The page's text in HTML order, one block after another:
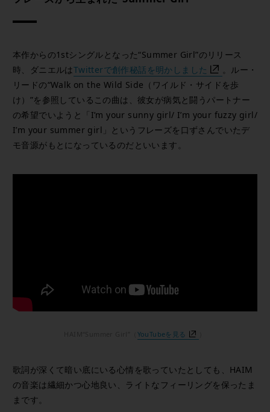
本作からの1stシングルとなった“Summer Girl”のリリース
時、ダニエルはTwitterで創作秘話を明かしました
。ルー・
リードの“Walk on the Wild Side（ワイルド・サイドを歩
け）”を参照しているこの曲は、彼女が病気と闘うパートナー
の希望でいようと「I’m your sunny girl/ I’m your fuzzy girl/
I’m your summer girl」というフレーズを口ずさんでいたデ
モ音源がもとになっているのだといいます。
YouTubeを見る
歌詞が深くて暗い底にいる心情を歌っていたとしても、HAIM
の音楽は繊細かつ心地良い、ライトなフィーリングを保ったま
まです。